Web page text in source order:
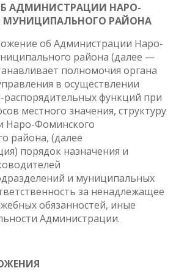
АДМИНИСТРАЦИИ НАРО-
РАЙОНА
об Администрации Наро-
района (далее —
полномочия органа
в осуществлении
распорядительных функций при
местного значения, структуру
Наро-Фоминского
района, (далее
порядок назначения и
и муниципальных
за ненадлежащее
обязанностей, иные
Администрации.